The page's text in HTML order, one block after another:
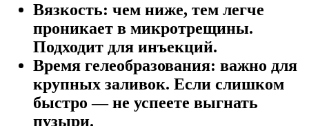
Вязкость: чем ниже, тем легче
проникает в микротрещины.
Подходит для инъекций.
Время гелеобразования: важно для
крупных заливок. Если слишком
быстро — не успеете выгнать
пузыри.